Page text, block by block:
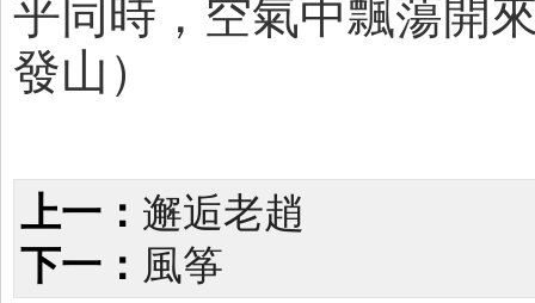
乎同時，空氣中飄蕩開
發山）
上一： 邂逅老趙
下一： 風筝